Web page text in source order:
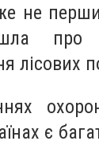
не
про
є